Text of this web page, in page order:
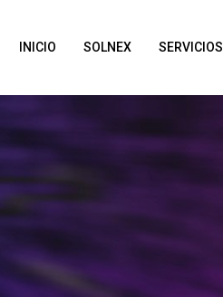
INICIO SOLNEX SERVICIOS